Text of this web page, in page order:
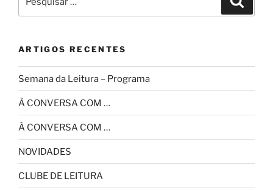
por:
ARTIGOS RECENTES
Semana da Leitura – Programa
À CONVERSA COM …
À CONVERSA COM …
NOVIDADES
CLUBE DE LEITURA